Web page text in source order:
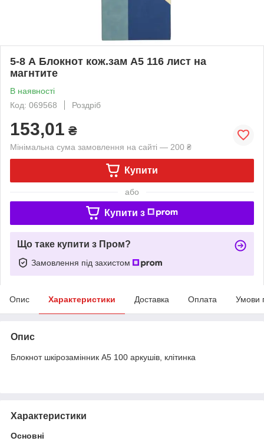
5-8 А Блокнот кож.зам А5 116 лист на
магнтите
В наявності
Код: 069568
Роздріб
153,01 ₴
Мінімальна сума замовлення на сайті — 200 ₴
Купити
або
Купити з
Що таке купити з Пром?
Замовлення під захистом
Опис Характеристики Доставка Оплата Умови
Опис
Блокнот шкірозамінник А5 100 аркушів, клітинка
Характеристики
Основні